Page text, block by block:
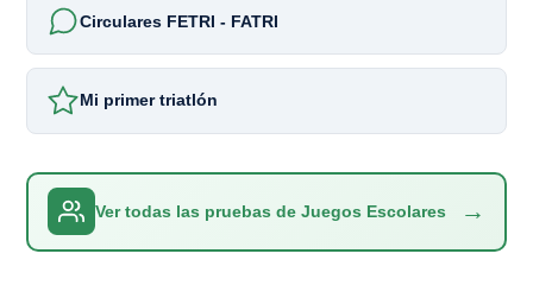
Circulares FETRI - FATRI
Mi primer triatlón
Ver todas las pruebas de Juegos Escolares →